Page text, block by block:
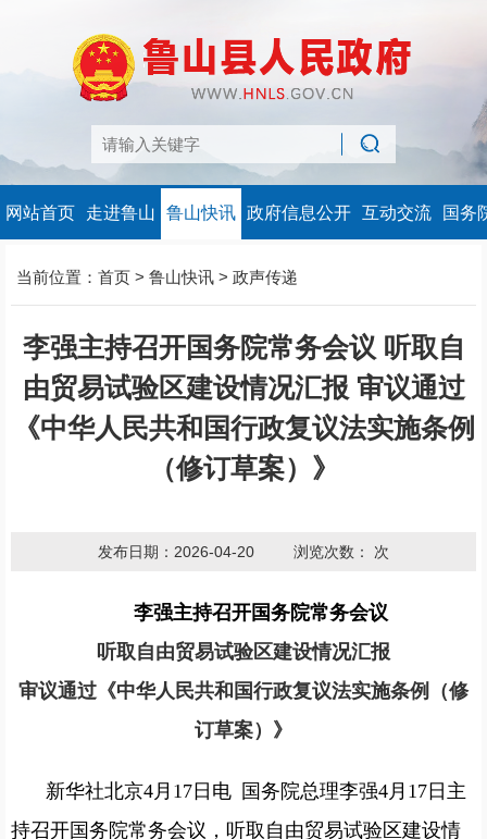
网站首页 走进鲁山 鲁山快讯 政府信息公开 互动交流 国务
当前位置： 首页 > 鲁山快讯 > 政声传递
李强主持召开国务院常务会议 听取自
由贸易试验区建设情况汇报 审议通过
《中华人民共和国行政复议法实施条例
（修订草案）》
发布日期：2026-04-20 浏览次数： 次
李强主持召开国务院常务会议
听取自由贸易试验区建设情况汇报
审议通过《中华人民共和国行政复议法实施条例（修
订草案）》
新华社北京4月17日电 国务院总理李强4月17日主
持召开国务院常务会议，听取自由贸易试验区建设情